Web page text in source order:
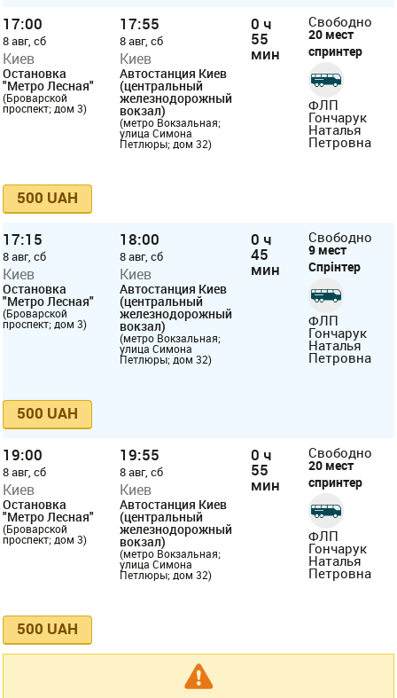
17:00
8 авг, сб
Киев
Остановка
"Метро Лесная"
(Броварской
проспект; дом 3)
17:55
8 авг, сб
Киев
Автостанция Киев
(центральный
железнодорожный
вокзал)
(метро Вокзальная;
улица Симона
Петлюры; дом 32)
0 ч
55
мин
Свободно
20 мест
спринтер
ФЛП
Гончарук
Наталья
Петровна
500 UAH
17:15
8 авг, сб
Киев
Остановка
"Метро Лесная"
(Броварской
проспект; дом 3)
18:00
8 авг, сб
Киев
Автостанция Киев
(центральный
железнодорожный
вокзал)
(метро Вокзальная;
улица Симона
Петлюры; дом 32)
0 ч
45
мин
Свободно
9 мест
Спрінтер
ФЛП
Гончарук
Наталья
Петровна
500 UAH
19:00
8 авг, сб
Киев
Остановка
"Метро Лесная"
(Броварской
проспект; дом 3)
19:55
8 авг, сб
Киев
Автостанция Киев
(центральный
железнодорожный
вокзал)
(метро Вокзальная;
улица Симона
Петлюры; дом 32)
0 ч
55
мин
Свободно
20 мест
спринтер
ФЛП
Гончарук
Наталья
Петровна
500 UAH